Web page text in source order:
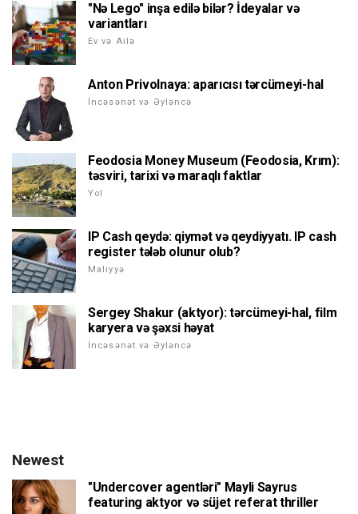
"Nə Lego" inşa edilə bilər? İdeyalar və
variantları
Ev və Ailə
Anton Privolnaya: aparıcısı tərcümeyi-hal
İncəsənət və Əyləncə
Feodosia Money Museum (Feodosia, Krım):
təsviri, tarixi və maraqlı faktlar
Yol
IP Cash qeydə: qiymət və qeydiyyatı. IP cash
register tələb olunur olub?
Maliyyə
Sergey Shakur (aktyor): tərcümeyi-hal, film
karyera və şəxsi həyat
İncəsənət və Əyləncə
Newest
"Undercover agentləri" Mayli Sayrus
featuring aktyor və süjet referat thriller